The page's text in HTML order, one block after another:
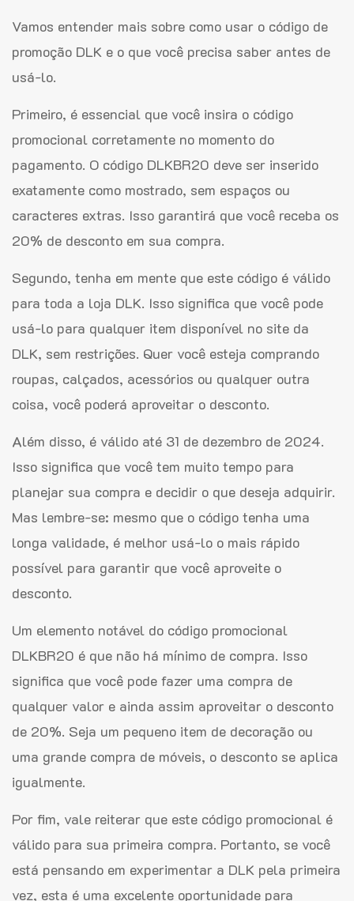
Vamos entender mais sobre como usar o código de
promoção DLK e o que você precisa saber antes de
usá-lo.
Primeiro, é essencial que você insira o código
promocional corretamente no momento do
pagamento. O código DLKBR20 deve ser inserido
exatamente como mostrado, sem espaços ou
caracteres extras. Isso garantirá que você receba os
20% de desconto em sua compra.
Segundo, tenha em mente que este código é válido
para toda a loja DLK. Isso significa que você pode
usá-lo para qualquer item disponível no site da
DLK, sem restrições. Quer você esteja comprando
roupas, calçados, acessórios ou qualquer outra
coisa, você poderá aproveitar o desconto.
Além disso, é válido até 31 de dezembro de 2024.
Isso significa que você tem muito tempo para
planejar sua compra e decidir o que deseja adquirir.
Mas lembre-se: mesmo que o código tenha uma
longa validade, é melhor usá-lo o mais rápido
possível para garantir que você aproveite o
desconto.
Um elemento notável do código promocional
DLKBR20 é que não há mínimo de compra. Isso
significa que você pode fazer uma compra de
qualquer valor e ainda assim aproveitar o desconto
de 20%. Seja um pequeno item de decoração ou
uma grande compra de móveis, o desconto se aplica
igualmente.
Por fim, vale reiterar que este código promocional é
válido para sua primeira compra. Portanto, se você
está pensando em experimentar a DLK pela primeira
vez, esta é uma excelente oportunidade para